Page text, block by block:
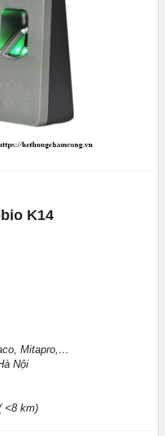
K14
Mitapro,…
Nội
<8 km)